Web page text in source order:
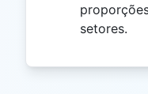
setores.